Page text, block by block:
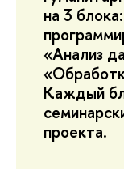
на 3
«Анализ
Каждый
проекта.